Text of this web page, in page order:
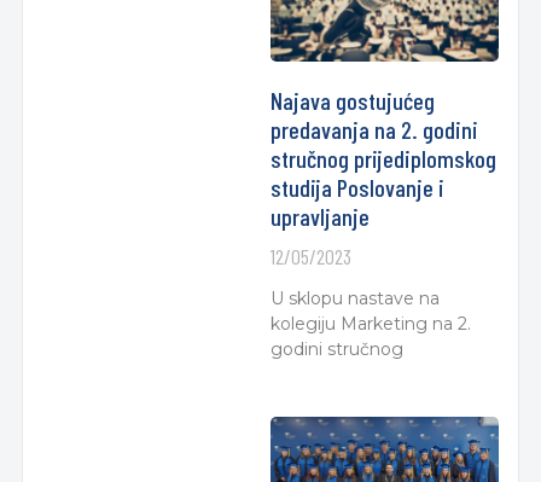
Najava gostujućeg
predavanja na 2. godini
stručnog prijediplomskog
studija Poslovanje i
upravljanje
12/05/2023
U sklopu nastave na
kolegiju Marketing na 2.
godini stručnog